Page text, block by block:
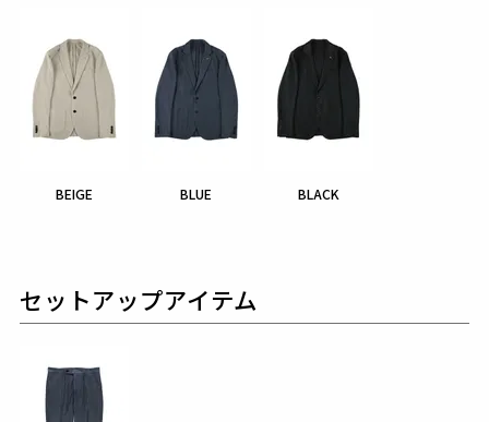
BEIGE BLUE BLACK
セットアップアイテム